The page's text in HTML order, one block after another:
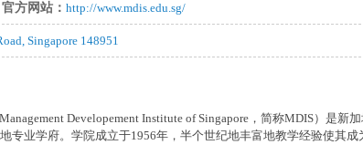
官方网站： http://www.mdis.edu.sg/
Singapore 148951
Developement Institute of Singapore，简称MDIS）是新加
专业学府。学院成立于1956年，半个世纪地丰富地教学经验使其成